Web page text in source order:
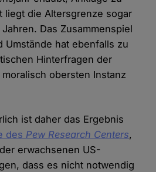
liegt die Altersgrenze sogar
Das Zusammenspiel
Umstände hat ebenfalls zu
Hinterfragen der
obersten Instanz
ist daher das Ergebnis
des Pew Research Centers,
erwachsenen US-
dass es nicht notwendig